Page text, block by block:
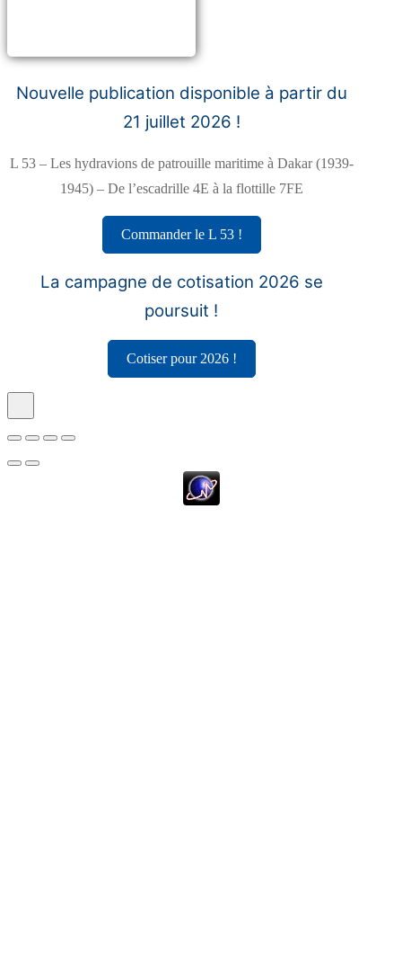
Nouvelle publication disponible à partir du
21 juillet 2026 !
L 53 – Les hydravions de patrouille maritime à Dakar (1939-
1945) – De l’escadrille 4E à la flottille 7FE
Commander le L 53 !
La campagne de cotisation 2026 se
poursuit !
Cotiser pour 2026 !